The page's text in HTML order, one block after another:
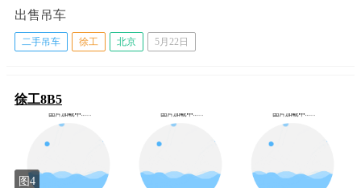
出售吊车
二手吊车 徐工 北京 5月22日
徐工8B5
图4